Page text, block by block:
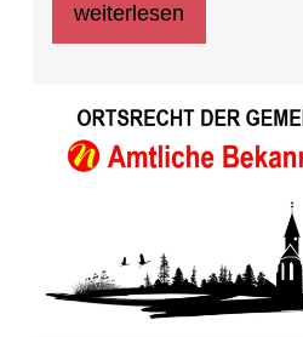
weiterlesen